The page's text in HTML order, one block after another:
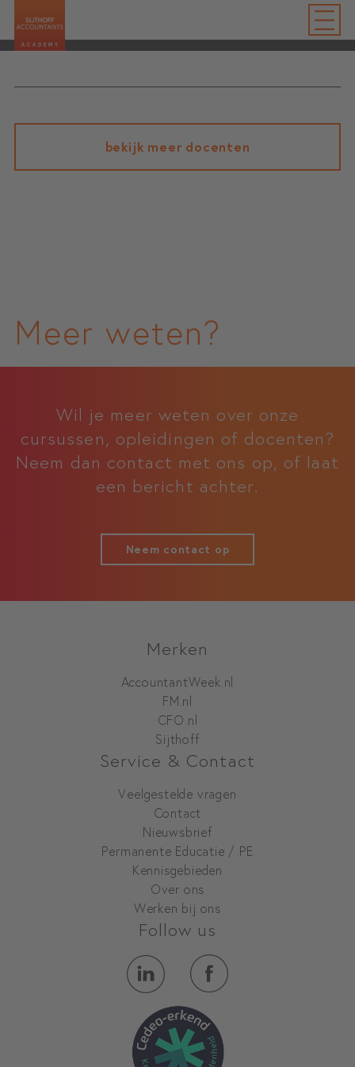
bekijk meer docenten
Meer weten?
Wil je meer weten over onze
cursussen, opleidingen of docenten?
Neem dan contact met ons op, of laat
een bericht achter.
Neem contact op
Merken
AccountantWeek.nl
FM.nl
CFO.nl
Sijthoff
Service & Contact
Veelgestelde vragen
Contact
Nieuwsbrief
Permanente Educatie / PE
Kennisgebieden
Over ons
Werken bij ons
Follow us